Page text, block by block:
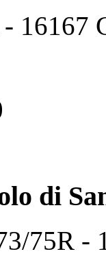
16167
di
75R -